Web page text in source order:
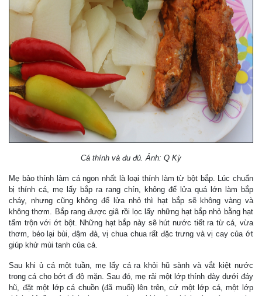
Cá thính và đu đủ. Ảnh: Q Kỳ
Mẹ bảo thính làm cá ngon nhất là loại thính làm từ bột bắp. Lúc chuẩn
bị thính cá, mẹ lấy bắp ra rang chín, không để lửa quá lớn làm bắp
cháy, nhưng cũng không để lửa nhỏ thì hạt bắp sẽ không vàng và
không thơm. Bắp rang được giã rồi lọc lấy những hạt bắp nhỏ bằng hạt
tấm trộn với ớt bột. Những hạt bắp này sẽ hút nước tiết ra từ cá, vừa
thơm, béo lại bùi, đậm đà, vị chua chua rất đặc trưng và vị cay của ớt
giúp khử mùi tanh của cá.
Sau khi ủ cá một tuần, mẹ lấy cá ra khỏi hũ sành và vắt kiệt nước
trong cá cho bớt đi độ mặn. Sau đó, mẹ rải một lớp thính dày dưới đáy
hũ, đặt một lớp cá chuồn (đã muối) lên trên, cứ một lớp cá, một lớp